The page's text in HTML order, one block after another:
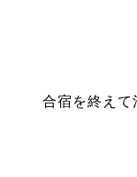
合宿を終えて